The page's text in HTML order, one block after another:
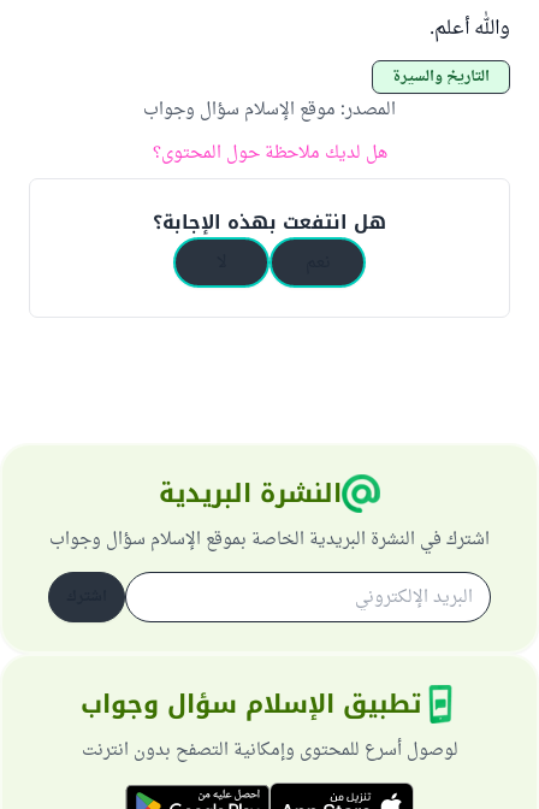
والله أعلم.
التاريخ والسيرة
المصدر: موقع الإسلام سؤال وجواب
هل لديك ملاحظة حول المحتوى؟
هل انتفعت بهذه الإجابة؟
النشرة البريدية
اشترك في النشرة البريدية الخاصة بموقع الإسلام سؤال وجواب
تطبيق الإسلام سؤال وجواب
لوصول أسرع للمحتوى وإمكانية التصفح بدون انترنت